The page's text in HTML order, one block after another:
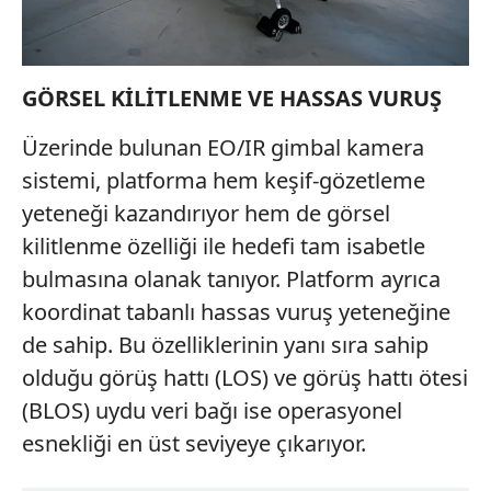
hazırlanmış Aydınlatma Metnimizi okumak ve sitemizde
ilgili mevzuata uygun olarak kullanılan çerezlerle ilgili bilgi
almak için lütfentıklayınız.
GÖRSEL KİLİTLENME VE HASSAS VURUŞ
Üzerinde bulunan EO/IR gimbal kamera
sistemi, platforma hem keşif-gözetleme
yeteneği kazandırıyor hem de görsel
kilitlenme özelliği ile hedefi tam isabetle
bulmasına olanak tanıyor. Platform ayrıca
koordinat tabanlı hassas vuruş yeteneğine
de sahip. Bu özelliklerinin yanı sıra sahip
olduğu görüş hattı (LOS) ve görüş hattı ötesi
(BLOS) uydu veri bağı ise operasyonel
esnekliği en üst seviyeye çıkarıyor.